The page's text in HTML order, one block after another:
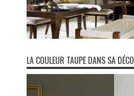
LA COULEUR TAUPE DANS SA DÉCO